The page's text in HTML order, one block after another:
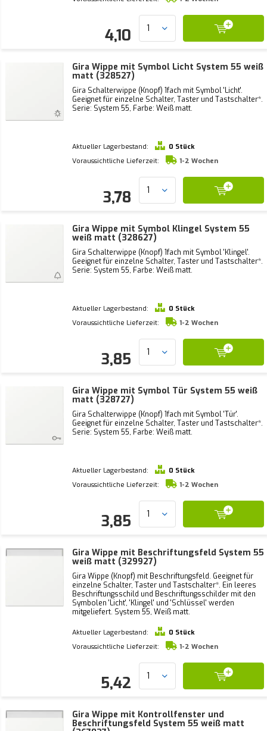
4,10
Gira Wippe mit Symbol Licht System 55 weiß
matt (328527)
Gira Schalterwippe (Knopf) 1fach mit Symbol 'Licht'.
Geeignet für einzelne Schalter, Taster und Tastschalter*.
Serie: System 55, Farbe: Weiß matt.
Aktueller Lagerbestand:
0 Stück
Voraussichtliche Lieferzeit:
1-2 Wochen
3,78
Gira Wippe mit Symbol Klingel System 55
weiß matt (328627)
Gira Schalterwippe (Knopf) 1fach mit Symbol 'Klingel'.
Geeignet für einzelne Schalter, Taster und Tastschalter*.
Serie: System 55, Farbe: Weiß matt.
Aktueller Lagerbestand:
0 Stück
Voraussichtliche Lieferzeit:
1-2 Wochen
3,85
Gira Wippe mit Symbol Tür System 55 weiß
matt (328727)
Gira Schalterwippe (Knopf) 1fach mit Symbol 'Tür'.
Geeignet für einzelne Schalter, Taster und Tastschalter*.
Serie: System 55, Farbe: Weiß matt.
Aktueller Lagerbestand:
0 Stück
Voraussichtliche Lieferzeit:
1-2 Wochen
3,85
Gira Wippe mit Beschriftungsfeld System 55
weiß matt (329927)
Gira Wippe (Knopf) mit Beschriftungsfeld. Geeignet für
einzelne Schalter, Taster und Tastschalter*. Ein leeres
Beschriftungsschild und Beschriftungsschilder mit den
Symbolen 'Licht', 'Klingel' und 'Schlüssel' werden
mitgeliefert. System 55, Weiß matt.
Aktueller Lagerbestand:
0 Stück
Voraussichtliche Lieferzeit:
1-2 Wochen
5,42
Gira Wippe mit Kontrollfenster und
Beschriftungsfeld System 55 weiß matt